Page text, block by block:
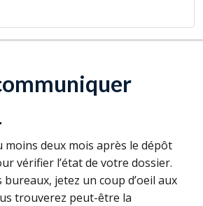
moins deux mois après le dépôt
vérifier l’état de votre dossier.
bureaux, jetez un coup d’oeil aux
trouverez peut-être la